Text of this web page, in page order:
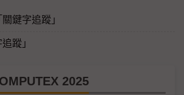
鍵字追蹤」
蹤」
2025